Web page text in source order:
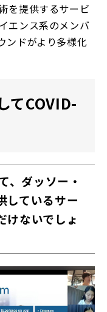
を提供するサービ
エンス系のメンバ
ンドがより多様化
てCOVID-
、ダッソー・
しているサー
けないでしょ